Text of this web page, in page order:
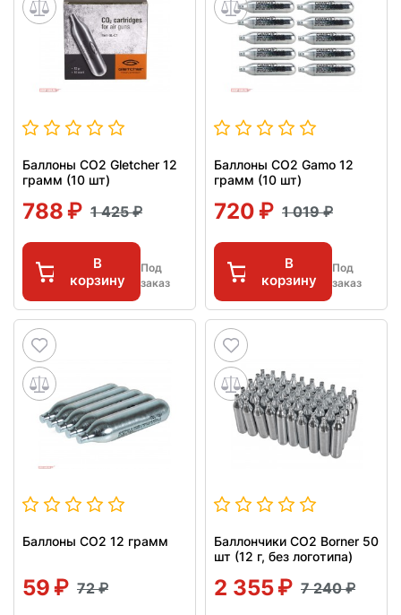
Баллоны СО2 Gletcher 12
грамм (10 шт)
788 1 425
В
корзину
Под
заказ
Баллоны СО2 Gamo 12
грамм (10 шт)
720 1 019
В
корзину
Под
заказ
Баллоны СО2 12 грамм
59 72
Баллончики CO2 Borner 50
шт (12 г, без логотипа)
2 355 7 240